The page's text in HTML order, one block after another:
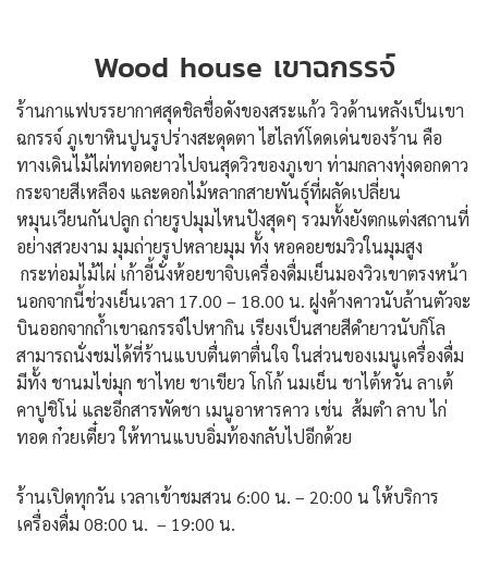
Wood house เขาฉกรรจ์
ร้านกาแฟบรรยากาศสุดชิลชื่อดังของสระแก้ว วิวด้านหลังเป็นเขา
ฉกรรจ์ ภูเขาหินปูนรูปร่างสะดุดตา ไฮไลท์โดดเด่นของร้าน คือ
ทางเดินไม้ไผ่ททอดยาวไปจนสุดวิวของภูเขา ท่ามกลางทุ่งดอกดาว
กระจายสีเหลือง และดอกไม้หลากสายพันธุ์ที่ผลัดเปลี่ยน
หมุนเวียนกันปลูก ถ่ายรูปมุมไหนปังสุดๆ รวมทั้งยังตกแต่งสถานที่
อย่างสวยงาม มุมถ่ายรูปหลายมุม ทั้ง หอคอยชมวิวในมุมสูง
กระท่อมไม้ไผ่ เก้าอี้นั่งห้อยขาจิบเครื่องดื่มเย็นมองวิวเขาตรงหน้า
นอกจากนี้ช่วงเย็นเวลา 17.00 – 18.00 น. ฝูงค้างคาวนับล้านตัวจะ
บินออกจากถ้ำเขาฉกรรจ์ไปหากิน เรียงเป็นสายสีดำยาวนับกิโล
สามารถนั่งชมได้ที่ร้านแบบตื่นตาตื่นใจ ในส่วนของเมนูเครื่องดื่ม
มีทั้ง ชานมไข่มุก ชาไทย ชาเขียว โกโก้ นมเย็น ชาไต้หวัน ลาเต้
คาปูชิโน่ และอีกสารพัดชา เมนูอาหารคาว เช่น ส้มตำ ลาบ ไก่
ทอด ก๋วยเตี๋ยว ให้ทานแบบอิ่มท้องกลับไปอีกด้วย
ร้านเปิดทุกวัน เวลาเข้าชมสวน 6:00 น. – 20:00 น ให้บริการ
เครื่องดื่ม 08:00 น. – 19:00 น.